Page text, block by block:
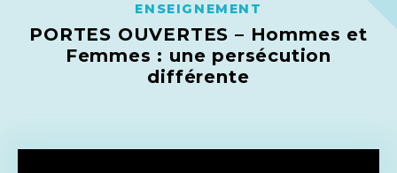
ENSEIGNEMENT
PORTES OUVERTES – Hommes et
Femmes : une persécution
différente